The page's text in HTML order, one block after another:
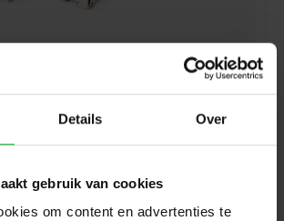
Details Over
gebruik van cookies
om content en advertenties te
10 gigabit (mini-GBIC) LC module
2 a 3 werkdagen
Login voor prijzen